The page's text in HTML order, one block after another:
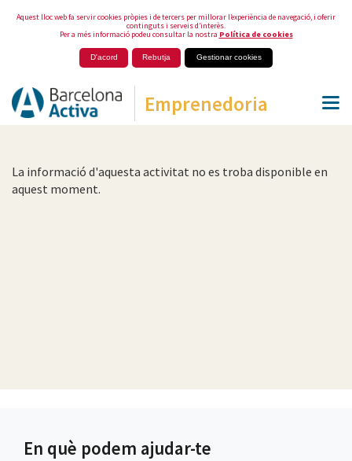
Aquest lloc web fa servir cookies pròpies i de tercers per millorar l’experiència de navegació, i oferir
continguts i serveis d’interès.
Per a més informació podeu consultar la nostra Política de cookies
D'acord Rebutja Gestionar cookies
Emprenedoria
La informació d'aquesta activitat no es troba disponible en
aquest moment.
En què podem ajudar-te